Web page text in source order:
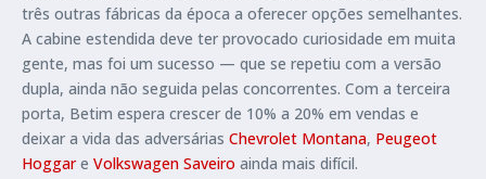
três outras fábricas da época a oferecer opções semelhantes.
A cabine estendida deve ter provocado curiosidade em muita
gente, mas foi um sucesso — que se repetiu com a versão
dupla, ainda não seguida pelas concorrentes. Com a terceira
porta, Betim espera crescer de 10% a 20% em vendas e
deixar a vida das adversárias Chevrolet Montana, Peugeot
Hoggare Volkswagen Saveiro ainda mais difícil.